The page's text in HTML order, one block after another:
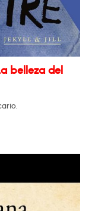
belleza del